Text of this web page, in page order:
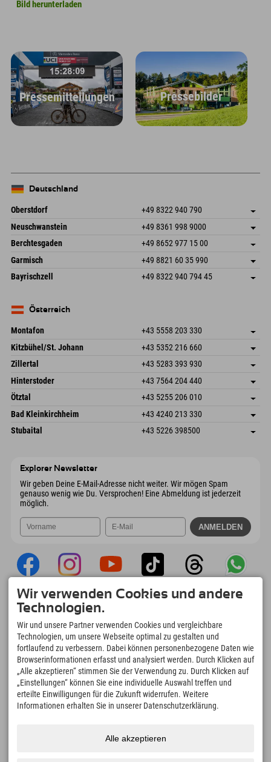
Bild herunterladen
Pressemitteilungen Pressebilder
Deutschland
Oberstdorf +49 8322 940 790
An der Breitach 3
87538 Fischen I. Allgäu
Deutschland
Adresse speichern
Anreiseinfos
Buchen
Neuschwanstein +49 8361 998 9000
An der Riese 45
87484 Nesselwang im Allgäu
Deutschland
Adresse speichern
Buchen
Berchtesgaden +49 8652 977 15 00
Hofreitstr. 7
83471 Schönau am Königssee
Deutschland
Adresse speichern
Anreiseinfos
Buchen
Garmisch +49 8821 60 35 990
Frickenstraße 22
82490 Farchant
Adresse speichern
Bayrischzell +49 8322 940 794 45
Deutschland
Österreich
Montafon +43 5558 203 330
Dorfstr. 127b
6793 Gaschurn/Montafon
Österreich
Adresse speichern
Anreiseinfos
Buchen
Kitzbühel/St. Johann +43 5352 216 660
Speckbacherstraße 87
Österreich
Adresse speichern
Buchen
Zillertal +43 5283 393 930
Schmiedau 2
6272 Kaltenbach im Zillertal
Österreich
Adresse speichern
Anreiseinfos
Buchen
Hinterstoder +43 7564 204 440
Freizeitpark 10
Österreich
Adresse speichern
Buchen
Ötztal +43 5255 206 010
Gscheat 14
6441 Umhausen
Österreich
Adresse speichern
Anreiseinfos
Buchen
Bad Kleinkirchheim +43 4240 213 330
Dorfstraße 24
Adresse speichern
Stubaital +43 5226 398500
Explorer Newsletter
Wir geben Deine E-Mail-Adresse nicht weiter. Wir mögen Spam
genauso wenig wie Du. Versprochen! Eine Abmeldung ist jederzeit
möglich.
Explorer App
Upload Deiner #ExplorerMoments, Mein
Explorer To Go mit Buchungsübersicht,
Bucketlist, Restaurantübersicht uvm. Jetzt
downloaden!
Zeit für Explorer Moments
166
Bergseen und Erlebnisbäder
4.634km
Pisten zum Skifahren und
97
Wir verwenden Cookies und andere
Technologien.
Wir und unsere Partner verwenden Cookies und vergleichbare
Technologien, um unsere Webseite optimal zu gestalten und
fortlaufend zu verbessern. Dabei können personenbezogene Daten wie
Browserinformationen erfasst und analysiert werden. Durch Klicken auf
„Alle akzeptieren“ stimmen Sie der Verwendung zu. Durch Klicken auf
„Einstellungen“ können Sie eine individuelle Auswahl treffen und
erteilte Einwilligungen für die Zukunft widerrufen. Weitere
Informationen erhalten Sie in unserer Datenschutzerklärung.
Alle akzeptieren